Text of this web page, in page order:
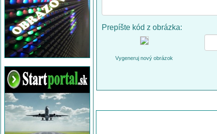
Prepíšte kód z obrázka:
Vygeneruj nový obrázok